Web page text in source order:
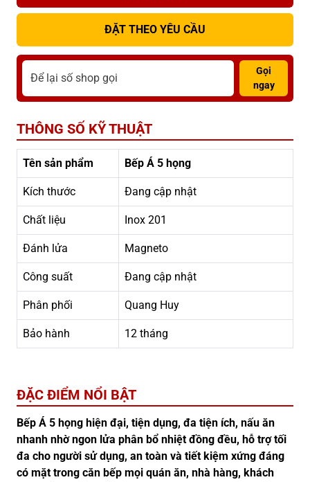
ĐẶT THEO YÊU CẦU
Gọi
ngay
THÔNG SỐ KỸ THUẬT
Tên sản phẩm Bếp Á 5 họng
Kích thước Đang cập nhật
Chất liệu Inox 201
Đánh lửa Magneto
Công suất Đang cập nhật
Phân phối Quang Huy
Bảo hành 12 tháng
ĐẶC ĐIỂM NỔI BẬT
Bếp Á 5 họng hiện đại, tiện dụng, đa tiện ích, nấu ăn
nhanh nhờ ngon lửa phân bổ nhiệt đồng đều, hỗ trợ tối
đa cho người sử dụng, an toàn và tiết kiệm xứng đáng
có mặt trong căn bếp mọi quán ăn, nhà hàng, khách